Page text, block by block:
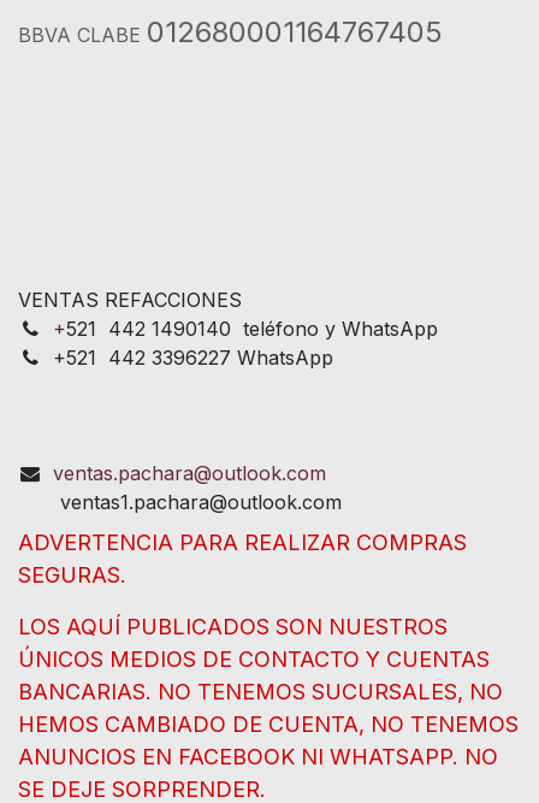
BBVA CLABE 012680001164767405
VENTAS REFACCIONES
+521 442 1490140 teléfono y WhatsApp
+521 442 3396227 WhatsApp
ventas.pachara@outlook.com
ventas1.pachara@outlook.com
ADVERTENCIA PARA REALIZAR COMPRAS
SEGURAS.
LOS AQUÍ PUBLICADOS SON NUESTROS
ÚNICOS MEDIOS DE CONTACTO Y CUENTAS
BANCARIAS. NO TENEMOS SUCURSALES, NO
HEMOS CAMBIADO DE CUENTA, NO TENEMOS
ANUNCIOS EN FACEBOOK NI WHATSAPP. NO
SE DEJE SORPRENDER.